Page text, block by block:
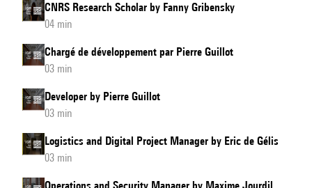
CNRS Research Scholar by Fanny Gribensky
04 min
Chargé de développement par Pierre Guillot
03 min
Developer by Pierre Guillot
03 min
Logistics and Digital Project Manager by Eric de Gélis
03 min